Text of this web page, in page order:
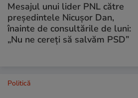
Mesajul unui lider PNL către
președintele Nicușor Dan,
înainte de consultările de luni:
„Nu ne cereți să salvăm PSD”
Politică